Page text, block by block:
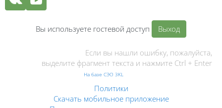
Вы используете гостевой доступ Выход
Если вы нашли ошибку, пожалуйста,
выделите фрагмент текста и нажмите Ctrl + Enter
На базе СЭО 3KL
Политики
Скачать мобильное приложение